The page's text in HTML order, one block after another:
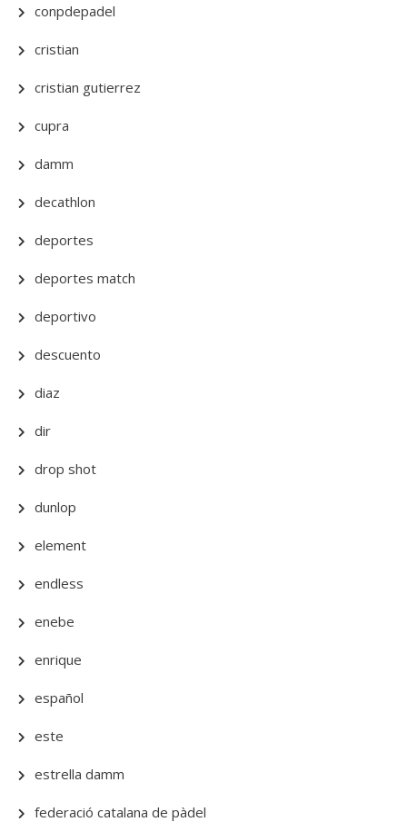
conpdepadel
cristian
cristian gutierrez
cupra
damm
decathlon
deportes
deportes match
deportivo
descuento
diaz
dir
drop shot
dunlop
element
endless
enebe
enrique
español
este
estrella damm
federació catalana de pàdel